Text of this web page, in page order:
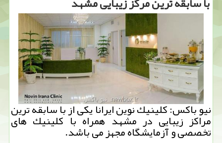
نیو باكس: كلینیك نوین ایرانا یكی از با سابقه ترین
مراكز زیبایی در مشهد همراه با كلینیك های
تخصصی و آزمایشگاه مجهز می باشد.